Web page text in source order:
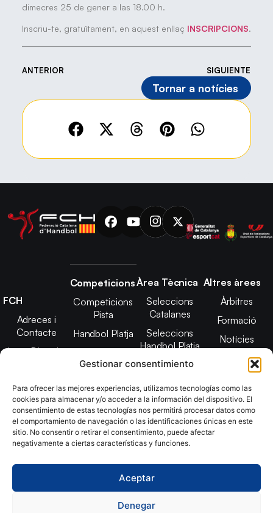
Gestionar consentimiento
Para ofrecer las mejores experiencias, utilizamos tecnologías como las
cookies para almacenar y/o acceder a la información del dispositivo. El
consentimiento de estas tecnologías nos permitirá procesar datos como
el comportamiento de navegación o las identificaciones únicas en este
sitio. No consentir o retirar el consentimiento, puede afectar
negativamente a ciertas características y funciones.
Aceptar
Denegar
dimecres 25 de gener a las 18.00 h.
Inscriu-te, gratuïtament, en aquest enllaç INSCRIPCIONS.
ANTERIOR SIGUIENTE
Tornar a notícies
FCH
Adreces i
Contacte
Junta Directiva
2025
Estatuts
Transparència
Imatge
Competicions
Competicions
Pista
Handbol Platja
Àrea Tècnica
Seleccions
Catalanes
Seleccions
Handbol Platja
Tecnificació
CATH
Promoció
Altres àrees
Àrbitres
Formació
Notícies
Adreces de
contacte
Copyright © 2024, Federació Catalana d´Handbol. Desarrollado
porTOOOLS